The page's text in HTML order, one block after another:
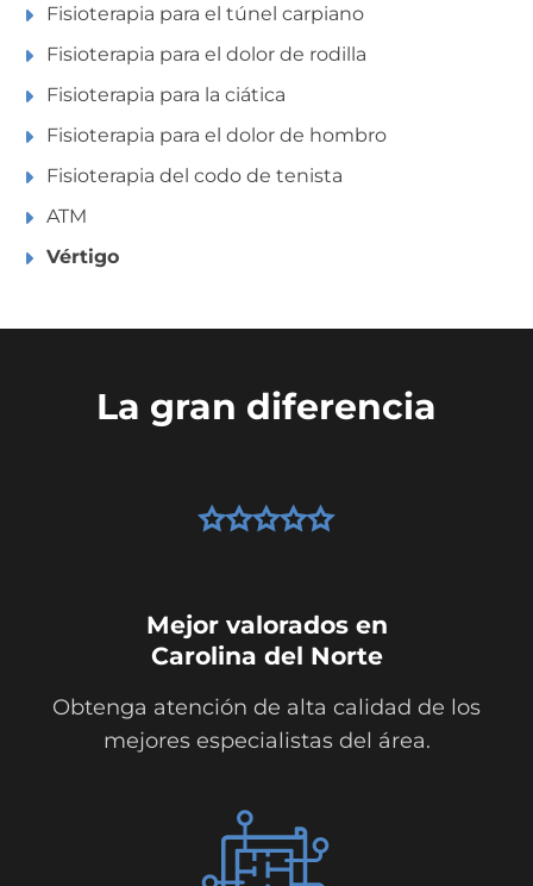
Fisioterapia para el túnel carpiano
Fisioterapia para el dolor de rodilla
Fisioterapia para la ciática
Fisioterapia para el dolor de hombro
Fisioterapia del codo de tenista
ATM
Vértigo
La gran diferencia
Mejor valorados en
Carolina del Norte
Obtenga atención de alta calidad de los
mejores especialistas del área.